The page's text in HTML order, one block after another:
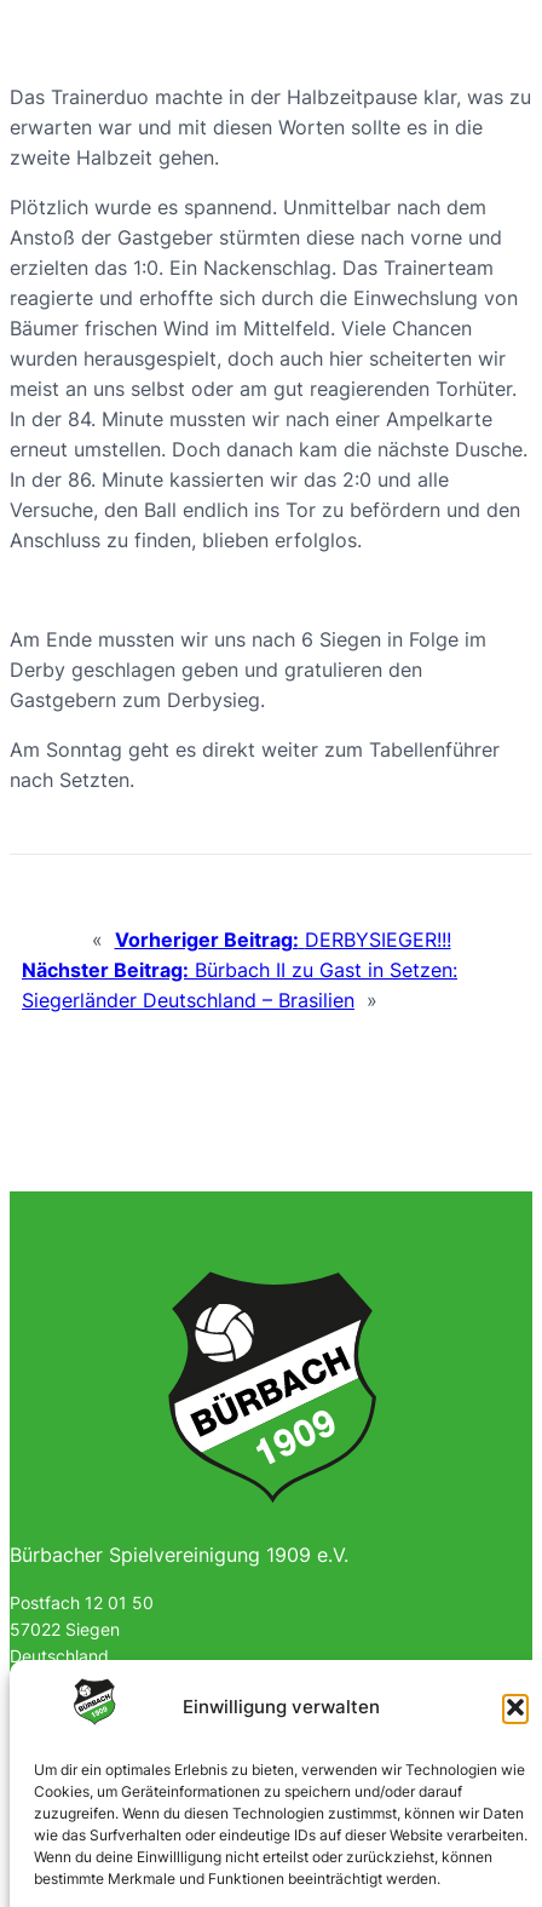
Einwilligung verwalten
Um dir ein optimales Erlebnis zu bieten, verwenden wir Technologien wie
Cookies, um Geräteinformationen zu speichern und/oder darauf
zuzugreifen. Wenn du diesen Technologien zustimmst, können wir Daten
wie das Surfverhalten oder eindeutige IDs auf dieser Website verarbeiten.
Wenn du deine Einwillligung nicht erteilst oder zurückziehst, können
bestimmte Merkmale und Funktionen beeinträchtigt werden.
Das Trainerduo machte in der Halbzeitpause klar, was zu
erwarten war und mit diesen Worten sollte es in die
zweite Halbzeit gehen.
Plötzlich wurde es spannend. Unmittelbar nach dem
Anstoß der Gastgeber stürmten diese nach vorne und
erzielten das 1:0. Ein Nackenschlag. Das Trainerteam
reagierte und erhoffte sich durch die Einwechslung von
Bäumer frischen Wind im Mittelfeld. Viele Chancen
wurden herausgespielt, doch auch hier scheiterten wir
meist an uns selbst oder am gut reagierenden Torhüter.
In der 84. Minute mussten wir nach einer Ampelkarte
erneut umstellen. Doch danach kam die nächste Dusche.
In der 86. Minute kassierten wir das 2:0 und alle
Versuche, den Ball endlich ins Tor zu befördern und den
Anschluss zu finden, blieben erfolglos.
Am Ende mussten wir uns nach 6 Siegen in Folge im
Derby geschlagen geben und gratulieren den
Gastgebern zum Derbysieg.
Am Sonntag geht es direkt weiter zum Tabellenführer
nach Setzten.
« Vorheriger Beitrag: DERBYSIEGER!!!
Nächster Beitrag: Bürbach II zu Gast in Setzen:
Siegerländer Deutschland – Brasilien »
Bürbacher Spielvereinigung 1909 e.V.
Postfach 12 01 50
57022 Siegen
Deutschland
0170 4903023
SOZIALE NETZWERKE
Facebook
Instagram